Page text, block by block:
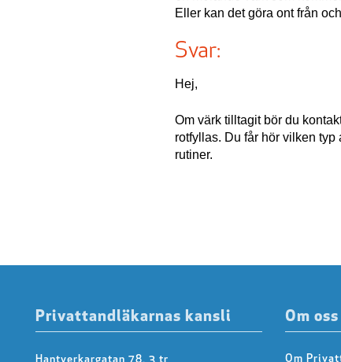
Eller kan det göra ont från
Svar:
Hej,
Om värk tilltagit bör du
rotfyllas. Du får hör vilken
rutiner.
Privattandläkarnas kansli
Hantverkargatan 78, 3 tr
Om oss
Om